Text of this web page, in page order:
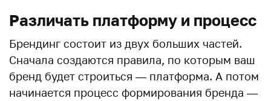
Различать платформу и процесс
Брендинг состоит из двух больших частей.
Сначала создаются правила, по которым ваш
бренд будет строиться — платформа. А потом
начинается процесс формирования бренда —